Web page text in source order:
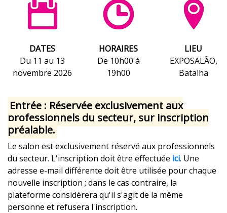
Du mercredi à vendredi, de 10h à 19h
DATES
Du 11 au 13
novembre 2026
HORAIRES
De 10h00 à
19h00
LIEU
EXPOSALÃO,
Batalha
Entrée : Réservée exclusivement aux
professionnels du secteur, sur inscription
préalable.
Le salon est exclusivement réservé aux professionnels
du secteur. L'inscription doit être effectuée ici. Une
adresse e-mail différente doit être utilisée pour chaque
nouvelle inscription ; dans le cas contraire, la
plateforme considérera qu'il s'agit de la même
personne et refusera l'inscription.